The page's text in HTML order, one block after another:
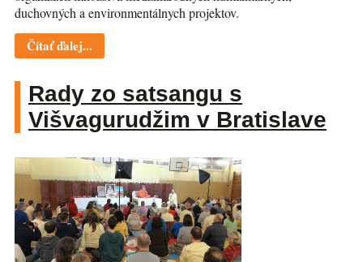
duchovných a environmentálnych projektov.
Čítať ďalej...
Rady zo satsangu s
Višvagurudžim v Bratislave